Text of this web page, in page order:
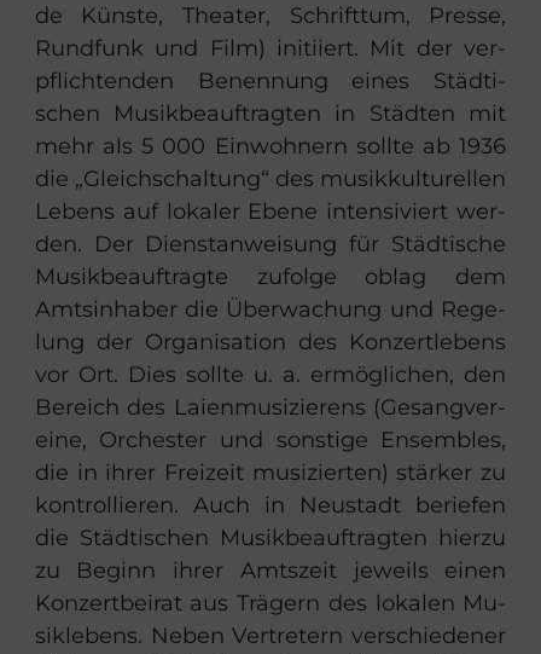
de Küns­te, Thea­ter, Schrift­tum, Pres­se,
Rund­funk und Film) in­iti­iert. Mit der ver­
pflich­ten­den Be­nen­nung eines Städ­ti­
schen Mu­sik­be­auf­trag­ten in Städ­ten mit
mehr als 5 000 Ein­woh­nern soll­te ab 1936
die „Gleich­schal­tung“ des mu­sik­kul­tu­rel­len
Le­bens auf lo­ka­ler Ebene in­ten­si­viert wer­
den. Der Dienst­an­wei­sung für Städ­ti­sche
Mu­sik­be­auf­trag­te zu­fol­ge oblag dem
Amts­in­ha­ber die Über­wa­chung und Re­ge­
lung der Or­ga­ni­sa­ti­on des Kon­zert­le­bens
vor Ort. Dies soll­te u. a. er­mög­li­chen, den
Be­reich des Lai­en­mu­si­zie­rens (Ge­sang­ver­
ei­ne, Or­ches­ter und sons­ti­ge En­sem­bles,
die in ihrer Frei­zeit mu­si­zier­ten) stär­ker zu
kon­trol­lie­ren. Auch in Neu­stadt be­rie­fen
die Städ­ti­schen Mu­sik­be­auf­trag­ten hier­zu
zu Be­ginn ihrer Amts­zeit je­weils einen
Kon­zert­bei­rat aus Trä­gern des lo­ka­len Mu­
sik­le­bens. Neben Ver­tre­tern ver­schie­de­ner